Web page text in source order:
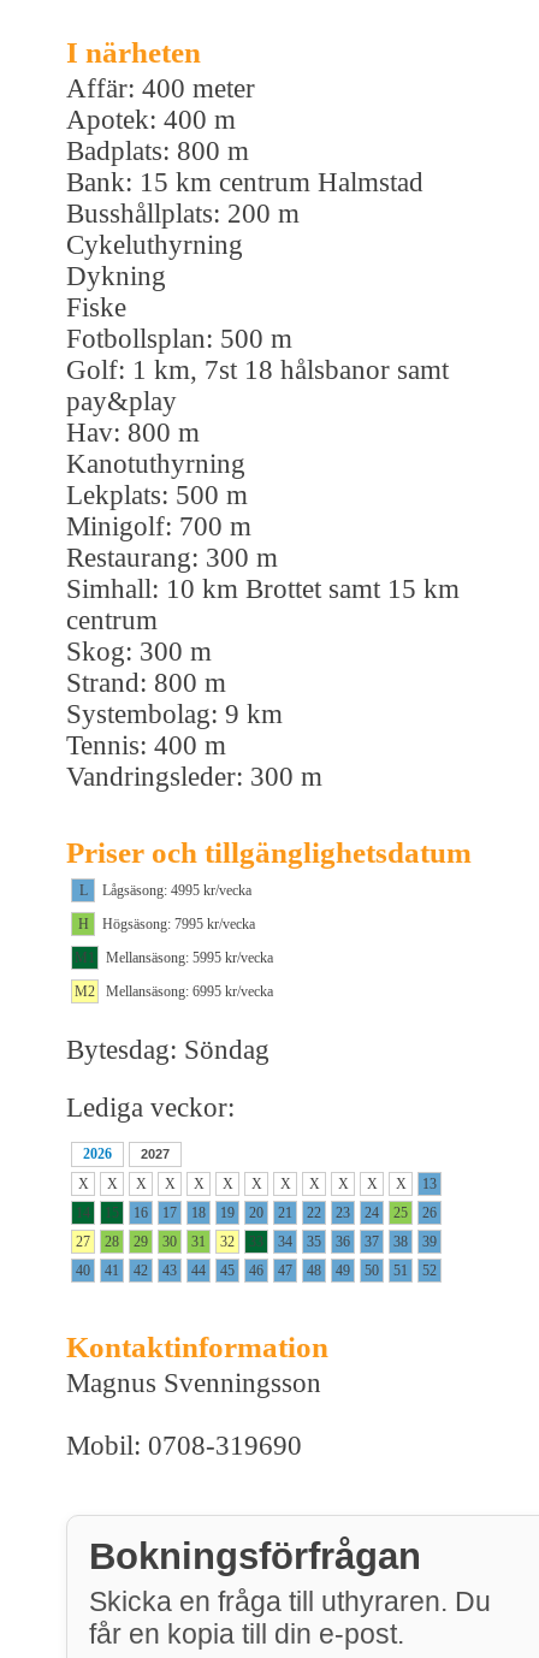
I närheten
Affär: 400 meter
Apotek: 400 m
Badplats: 800 m
Bank: 15 km centrum Halmstad
Busshållplats: 200 m
Cykeluthyrning
Dykning
Fiske
Fotbollsplan: 500 m
Golf: 1 km, 7st 18 hålsbanor samt
pay&play
Hav: 800 m
Kanotuthyrning
Lekplats: 500 m
Minigolf: 700 m
Restaurang: 300 m
Simhall: 10 km Brottet samt 15 km
centrum
Skog: 300 m
Strand: 800 m
Systembolag: 9 km
Tennis: 400 m
Vandringsleder: 300 m
Priser och tillgänglighetsdatum
L
Lågsäsong: 4995 kr/vecka
H
Högsäsong: 7995 kr/vecka
M1
Mellansäsong: 5995 kr/vecka
M2
Mellansäsong: 6995 kr/vecka
Bytesdag: Söndag
Lediga veckor:
2026 2027
X X X X X X X X X X X X
13
14
15 16 17 18 19 20 21 22 23 24 25
26
27
28 29 30 31 32 33 34 35 36 37 38
39
40
41 42 43 44 45 46 47 48 49 50 51 52
Kontaktinformation
Magnus Svenningsson
Mobil: 0708-319690
Bokningsförfrågan
Skicka en fråga till uthyraren. Du
får en kopia till din e-post.